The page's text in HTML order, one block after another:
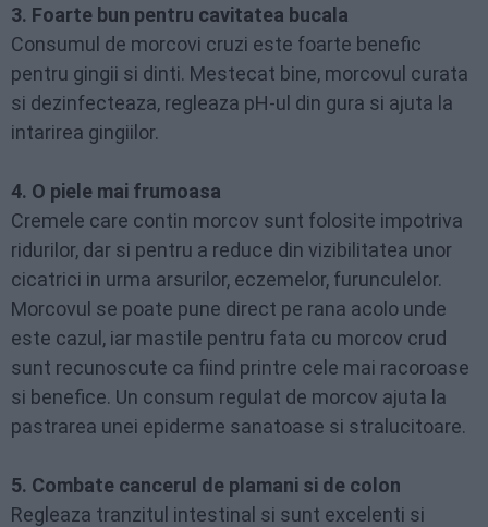
3. Foarte bun pentru cavitatea bucala
Consumul de morcovi cruzi este foarte benefic
pentru gingii si dinti. Mestecat bine, morcovul curata
si dezinfecteaza, regleaza pH-ul din gura si ajuta la
intarirea gingiilor.
4. O piele mai frumoasa
Cremele care contin morcov sunt folosite impotriva
ridurilor, dar si pentru a reduce din vizibilitatea unor
cicatrici in urma arsurilor, eczemelor, furunculelor.
Morcovul se poate pune direct pe rana acolo unde
este cazul, iar mastile pentru fata cu morcov crud
sunt recunoscute ca fiind printre cele mai racoroase
si benefice. Un consum regulat de morcov ajuta la
pastrarea unei epiderme sanatoase si stralucitoare.
5. Combate cancerul de plamani si de colon
Regleaza tranzitul intestinal si sunt excelenti si